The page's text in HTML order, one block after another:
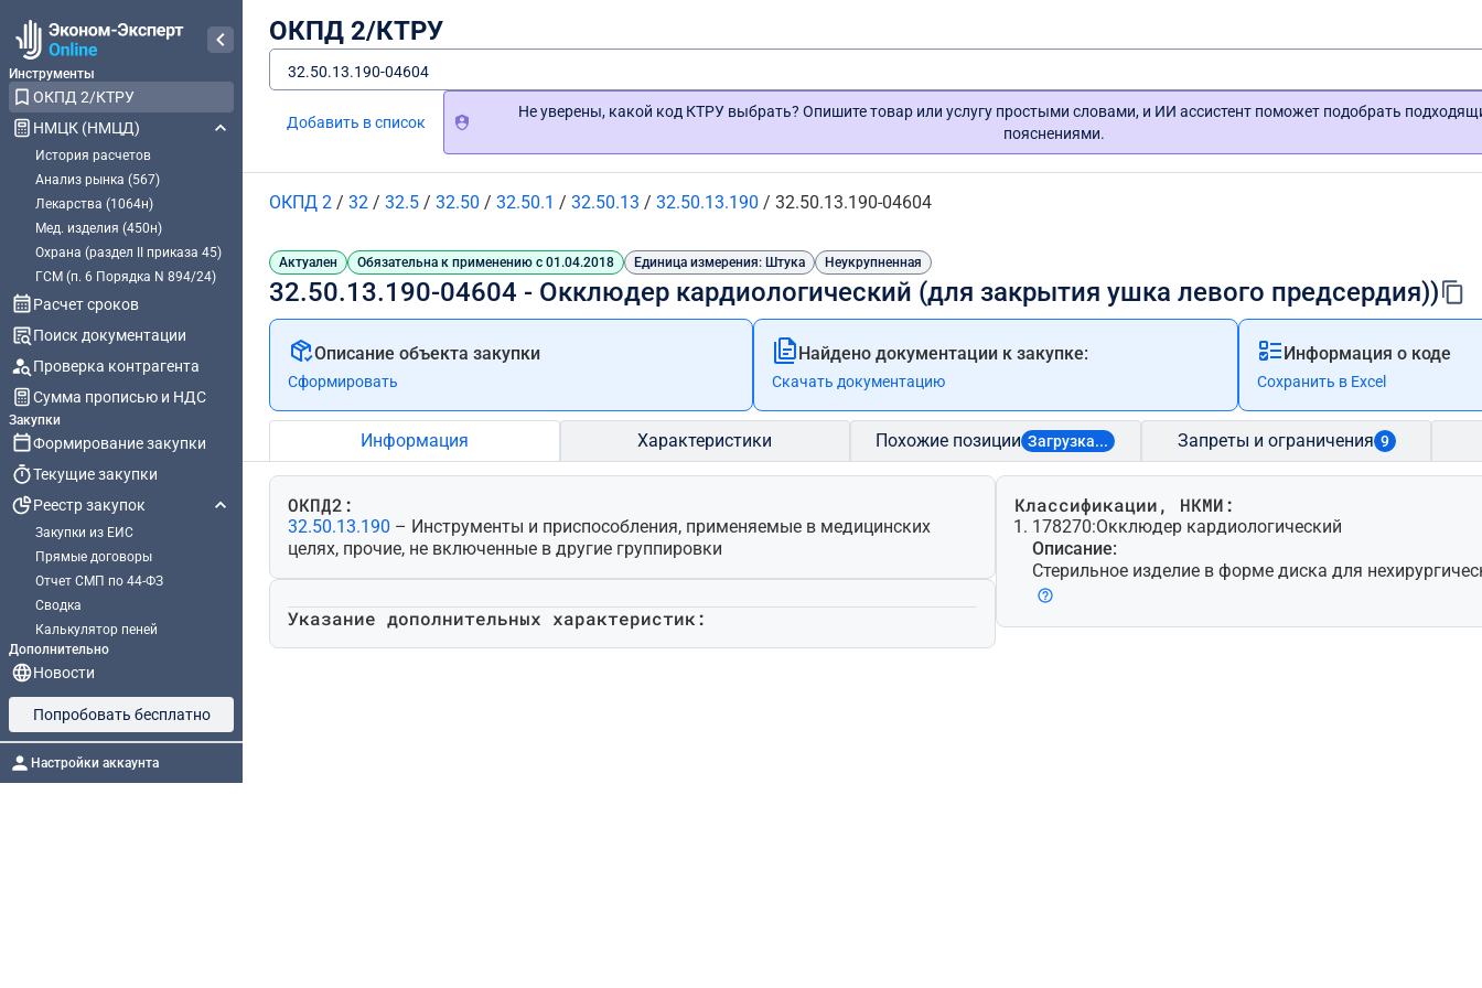
Инструменты
ОКПД 2/КТРУ
НМЦК (НМЦД)
История расчетов
Анализ рынка (567)
Лекарства (1064н)
Мед. изделия (450н)
Охрана (раздел II приказа 45)
ГСМ (п. 6 Порядка N 894/24)
Расчет сроков
Поиск документации
Проверка контрагента
Сумма прописью и НДС
Закупки
Формирование закупки
Текущие закупки
Реестр закупок
Закупки из ЕИС
Прямые договоры
Отчет СМП по 44-ФЗ
Сводка
Калькулятор пеней
Дополнительно
Новости
Попробовать бесплатно
Настройки аккаунта
ОКПД 2/КТРУ
32.50.13.190-04604
Добавить в список
Не уверены, какой код КТРУ выбрать? Опишите товар или услугу простыми словами, и ИИ ассистент поможет подобрать
пояснениями.
ОКПД 2 / 32 / 32.5 / 32.50 / 32.50.1 / 32.50.13 / 32.50.13.190 / 32.50.13.190-04604
Актуален Обязательна к применению с 01.04.2018 Единица измерения: Штука Неукрупненная
32.50.13.190-04604 - Окклюдер кардиологический (для закрытия ушка левого предсердия))
Описание объекта закупки
Сформировать
Найдено документации к закупке:
Скачать документацию
Информация о коде
Сохранить в Excel
Информация Характеристики Похожие позиции Загрузка... Запреты и ограничения 9
ОКПД2:
32.50.13.190 – Инструменты и приспособления, применяемые в медицинских
целях, прочие, не включенные в другие группировки
Указание дополнительных характеристик:
Классификации, НКМИ:
178270:Окклюдер кардиологический
Описание:
Стерильное изделие в форме диска для
ктов сердца. Изделие, как правило,